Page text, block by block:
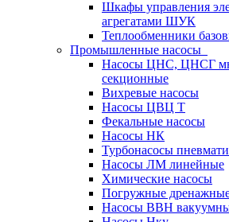
Шкафы управления
агрегатами ШУК
Теплообменники
Промышленные насосы
Насосы ЦНС, ЦНСГ
секционные
Вихревые насосы
Насосы ЦВЦ Т
Фекальные насосы
Насосы НК
Турбонасосы
Насосы ЛМ линейные
Химические насосы
Погружные
Насосы ВВН